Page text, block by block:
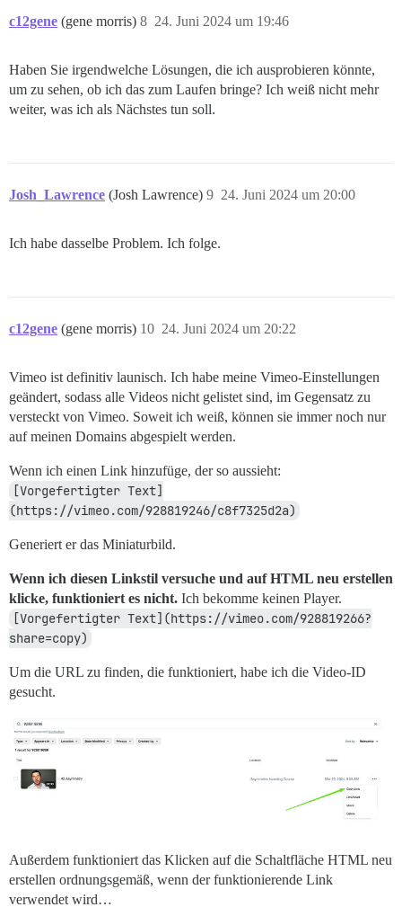
c12gene (gene morris) 24. Juni 2024 um 19:46
8
Haben Sie irgendwelche Lösungen, die ich ausprobieren könnte,
um zu sehen, ob ich das zum Laufen bringe? Ich weiß nicht mehr
weiter, was ich als Nächstes tun soll.
Josh_Lawrence (Josh Lawrence) 24. Juni 2024 um 20:00
9
Ich habe dasselbe Problem. Ich folge.
c12gene (gene morris) 24. Juni 2024 um 20:22
10
Vimeo ist definitiv launisch. Ich habe meine Vimeo-Einstellungen
geändert, sodass alle Videos nicht gelistet sind, im Gegensatz zu
versteckt von Vimeo. Soweit ich weiß, können sie immer noch nur
auf meinen Domains abgespielt werden.
Wenn ich einen Link hinzufüge, der so aussieht:
[Vorgefertigter Text]
(https://vimeo.com/928819246/c8f7325d2a)
Generiert er das Miniaturbild.
Wenn ich diesen Linkstil versuche und auf HTML neu erstellen
klicke, funktioniert es nicht. Ich bekomme keinen Player.
[Vorgefertigter Text](https://vimeo.com/928819266?
share=copy)
Um die URL zu finden, die funktioniert, habe ich die Video-ID
gesucht.
Außerdem funktioniert das Klicken auf die Schaltfläche HTML neu
erstellen ordnungsgemäß, wenn der funktionierende Link
verwendet wird…